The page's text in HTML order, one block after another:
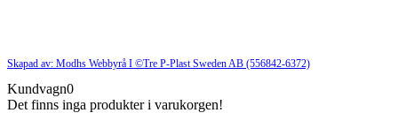
Skapad av: Modhs Webbyrå I ©Tre P-Plast Sweden AB (556842-6372)
Kundvagn0
Det finns inga produkter i varukorgen!